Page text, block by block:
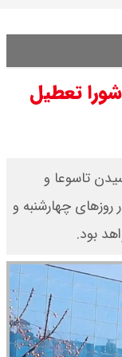
تعطیل
تاسوعا و
چهارشنبه و
بود.